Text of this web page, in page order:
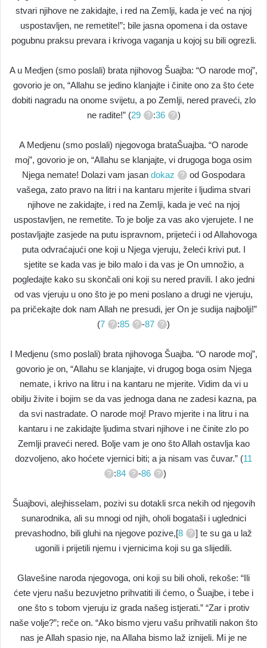
stvari njihove ne zakidajte, i red na Zemlji, kada je već na njoj
uspostavljen, ne remetite!”; bile jasna opomena i da ostave
pogubnu praksu prevara i krivoga vaganja u kojoj su bili ogrezli.
A u Medjen (smo poslali) brata njihovog Šuajba: “O narode moj”,
govorio je on, “Allahu se jedino klanjajte i činite ono za što ćete
dobiti nagradu na onome svijetu, a po Zemlji, nered praveći, zlo
ne radite!” (29 :36 )
A Medjenu (smo poslali) njegovoga brataŠuajba. “O narode
moj”, govorio je on, “Allahu se klanjajte, vi drugoga boga osim
Njega nemate! Dolazi vam jasan dokaz
od Gospodara
vašega, zato pravo na litri i na kantaru mjerite i ljudima stvari
njihove ne zakidajte, i red na Zemlji, kada je već na njoj
uspostavljen, ne remetite. To je bolje za vas ako vjerujete. I ne
postavljajte zasjede na putu ispravnom, prijeteći i od Allahovoga
puta odvraćajući one koji u Njega vjeruju, želeći krivi put. I
sjetite se kada vas je bilo malo i da vas je On umnožio, a
pogledajte kako su skončali oni koji su nered pravili. I ako jedni
od vas vjeruju u ono što je po meni poslano a drugi ne vjeruju,
pa pričekajte dok nam Allah ne presudi, jer On je sudija najbolji!”
(7 :85 -87 )
I Medjenu (smo poslali) brata njihovoga Šuajba. “O narode moj”,
govorio je on, “Allahu se klanjajte, vi drugog boga osim Njega
nemate, i krivo na litru i na kantaru ne mjerite. Vidim da vi u
obilju živite i bojim se da vas jednoga dana ne zadesi kazna, pa
da svi nastradate. O narode moj! Pravo mjerite i na litru i na
kantaru i ne zakidajte ljudima stvari njihove i ne činite zlo po
Zemlji praveći nered. Bolje vam je ono što Allah ostavlja kao
dozvoljeno, ako hoćete vjernici biti; a ja nisam vas čuvar.” (11
:84 -86 )
Šuajbovi, alejhisselam, pozivi su dotakli srca nekih od njegovih
sunarodnika, ali su mnogi od njih, oholi bogataši i uglednici
prevashodno, bili gluhi na njegove pozive,[8
] te su ga u laž
ugonili i prijetili njemu i vjernicima koji su ga slijedili.
Glavešine naroda njegovoga, oni koji su bili oholi, rekoše: “Ili
ćete vjeru našu bezuvjetno prihvatiti ili ćemo, o Šuajbe, i tebe i
one što s tobom vjeruju iz grada našeg istjerati.” “Zar i protiv
naše volje?”; reče on. “Ako bismo vjeru vašu prihvatili nakon što
nas je Allah spasio nje, na Allaha bismo laž iznijeli. Mi je ne